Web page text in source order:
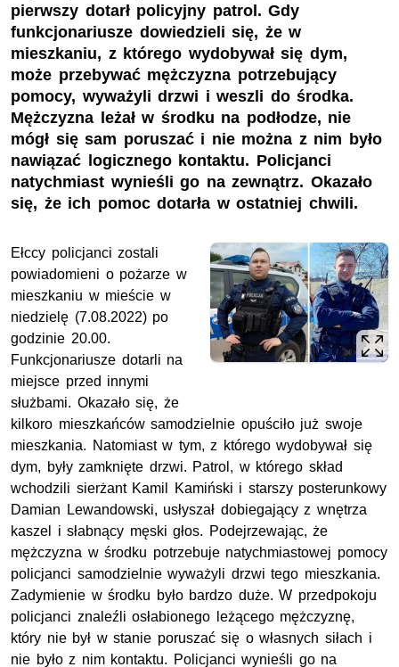
pierwszy dotarł policyjny patrol. Gdy
funkcjonariusze dowiedzieli się, że w
mieszkaniu, z którego wydobywał się dym,
może przebywać mężczyzna potrzebujący
pomocy, wyważyli drzwi i weszli do środka.
Mężczyzna leżał w środku na podłodze, nie
mógł się sam poruszać i nie można z nim było
nawiązać logicznego kontaktu. Policjanci
natychmiast wynieśli go na zewnątrz. Okazało
się, że ich pomoc dotarła w ostatniej chwili.
Ełccy policjanci zostali
powiadomieni o pożarze w
mieszkaniu w mieście w
niedzielę (7.08.2022) po
godzinie 20.00.
Funkcjonariusze dotarli na
miejsce przed innymi
służbami. Okazało się, że
kilkoro mieszkańców samodzielnie opuściło już swoje
mieszkania. Natomiast w tym, z którego wydobywał się
dym, były zamknięte drzwi. Patrol, w którego skład
wchodzili sierżant Kamil Kamiński i starszy posterunkowy
Damian Lewandowski, usłyszał dobiegający z wnętrza
kaszel i słabnący męski głos. Podejrzewając, że
mężczyzna w środku potrzebuje natychmiastowej pomocy
policjanci samodzielnie wyważyli drzwi tego mieszkania.
Zadymienie w środku było bardzo duże. W przedpokoju
policjanci znaleźli osłabionego leżącego mężczyznę,
który nie był w stanie poruszać się o własnych siłach i
nie było z nim kontaktu. Policjanci wynieśli go na